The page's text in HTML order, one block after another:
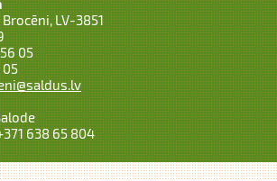
LV-3851
05
05
638 65 804